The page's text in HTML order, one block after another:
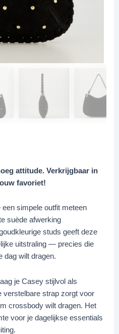
attitude. Verkrijgbaar in
favoriet!
een simpele outfit meteen
suède afwerking
studs geeft deze
uitstraling — precies die
dag wilt dragen.
je Casey stijlvol als
verstelbare strap zorgt voor
crossbody wilt dragen. Het
voor je dagelijkse essentials